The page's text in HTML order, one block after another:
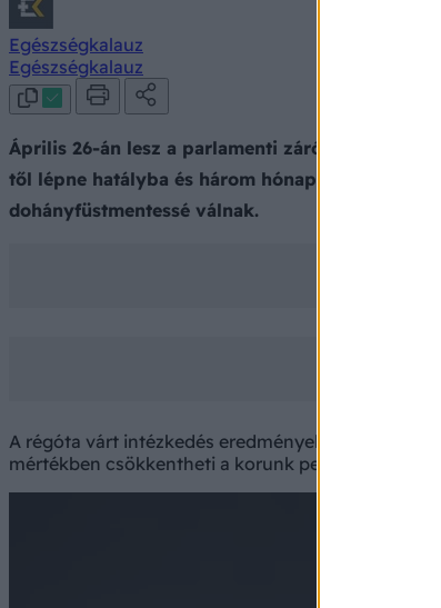
Egészségkalauz
Egészségkalauz
Április 26-án lesz a parlamenti zárószavazása
től lépne hatályba és három hónap türelmi idő
dohányfüstmentessé válnak.
A régóta várt intézkedés eredményeként,
mértékben csökkentheti a korunk pestisének